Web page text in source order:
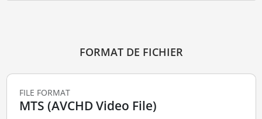
FORMAT DE FICHIER
FILE FORMAT
MTS (AVCHD Video File)